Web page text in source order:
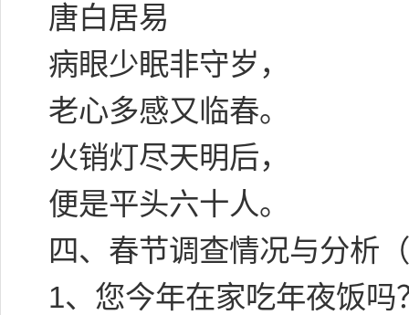
唐白居易
病眼少眠非守岁，
老心多感又临春。
火销灯尽天明后，
便是平头六十人。
四、春节调查情况与分析
1、您今年在家吃年夜饭吗